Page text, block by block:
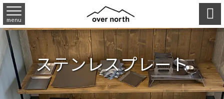
menu 
ステンレスプレート